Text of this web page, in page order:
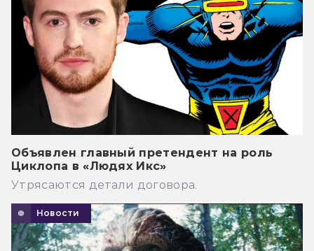
Объявлен главный претендент на роль
Циклопа в «Людях Икс»
Утрясаются детали договора.
Новости